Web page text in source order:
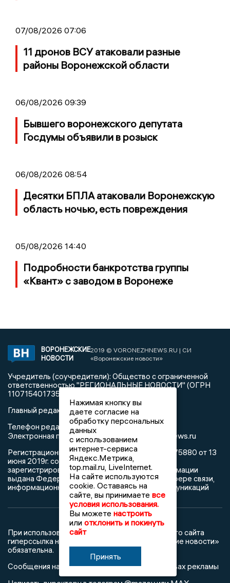
07/08/2026 07:06
11 дронов ВСУ атаковали разные
районы Воронежской области
06/08/2026 09:39
Бывшего воронежского депутата
Госдумы объявили в розыск
06/08/2026 08:54
Десятки БПЛА атаковали Воронежскую
область ночью, есть повреждения
05/08/2026 14:40
Подробности банкротства группы
«Квант» с заводом в Воронеже
ВОРОНЕЖСКИЕ
НОВОСТИ
2019 © VORONEZHNEWS.RU | СИ
«Воронежские новости»
Учредитель (соучредители): Общество с ограниченной
ответственностью "РЕГИОНАЛЬНЫЕ НОВОСТИ" (ОГРН
1107154017354)
Главный редактор: Пирогов А.А.
Телефон редакции: +7 (473) 262 77 92
Электронная почта редакции:
info@voronezhnews.ru
Регистрационный номер: серия Эл № ФС 77 - 75880 от 13
июня 2019г. согласно выписке из реестра
зарегистрированных средств массовой информации
выдана Федеральной службой по надзору в сфере связи,
информационных технологий и массовых коммуникаций
При использовании любого материала с данного сайта
гиперссылка на Сетевое издание «Воронежские новости»
обязательна.
Сообщения на сером фоне размещены на правах рекламы
Нажимая кнопку вы
даете согласие на
обработку персональных
данных
с использованием
интернет-сервиса
Яндекс.Метрика,
top.mail.ru, LiveInternet.
На сайте используются
cookie. Оставаясь на
сайте, вы принимаете все
условия использования.
Вы можете настроить
или отклонить и покинуть
сайт
Принять